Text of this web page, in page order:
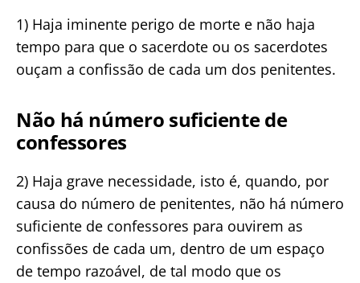
1) Haja iminente perigo de morte e não haja
tempo para que o sacerdote ou os sacerdotes
ouçam a confissão de cada um dos penitentes.
Não há número suficiente de
confessores
2) Haja grave necessidade, isto é, quando, por
causa do número de penitentes, não há número
suficiente de confessores para ouvirem as
confissões de cada um, dentro de um espaço
de tempo razoável, de tal modo que os